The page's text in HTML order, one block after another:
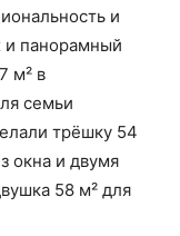
и
и панорамный
м² в
семьи
трёшку 54
окна и двумя
58 м² для